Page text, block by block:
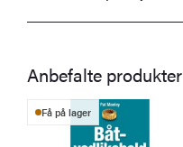
Anbefalte produkter
Få på lager